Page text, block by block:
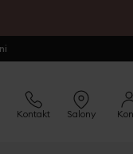
Kontakt Salony